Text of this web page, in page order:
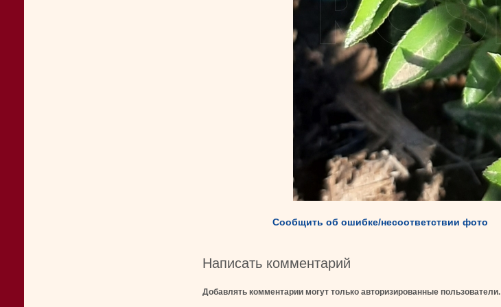
Сообщить об ошибке/несоответствии фото
Написать комментарий
Добавлять комментарии могут только авторизированные пользователи.